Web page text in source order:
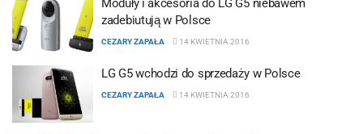
Moduły i akcesoria do LG G5 niebawem
zadebiutują w Polsce
CEZARY ZAPAŁA 14 KWIETNIA 2016
LG G5 wchodzi do sprzedaży w Polsce
CEZARY ZAPAŁA 14 KWIETNIA 2016